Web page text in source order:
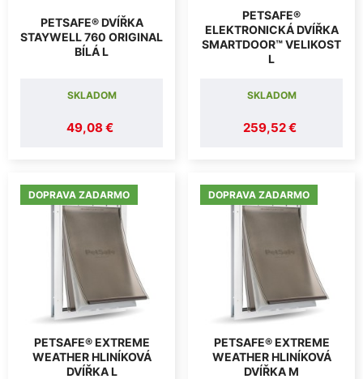
PETSAFE® DVÍŘKA
STAYWELL 760 ORIGINAL
BÍLÁ L
49,08 €
SKLADOM
PETSAFE®
ELEKTRONICKÁ DVÍŘKA
SMARTDOOR™ VELIKOST
L
259,52 €
SKLADOM
DOPRAVA ZADARMO
PETSAFE® EXTREME
WEATHER HLINÍKOVÁ
DVÍŘKA L
DOPRAVA ZADARMO
PETSAFE® EXTREME
WEATHER HLINÍKOVÁ
DVÍŘKA M